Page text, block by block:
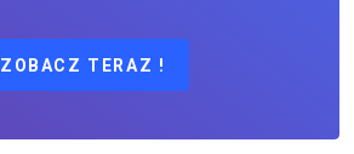
ZOBACZ TERAZ !